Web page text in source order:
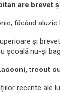
are brevet
făcând
și
școală nu-și
trecut
recente ale